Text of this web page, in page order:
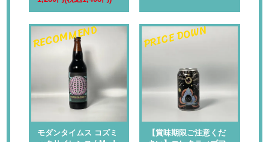
RECOMMEND
モダンタイムス コズミ
PRICE DOWN
【賞味期限ご注意くだ